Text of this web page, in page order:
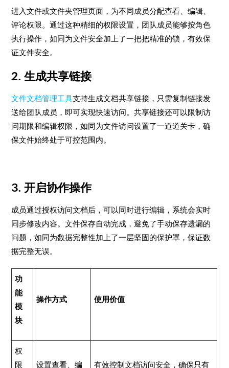
进入文件或文件夹管理页面，为不同成员分配查看、编辑、
评论权限。通过这种精细的权限设置，团队成员能够按角色
执行操作，如同为文件安全加上了一把把精准的锁，有效保
证文件安全。
2. 生成共享链接
文件文档管理工具支持生成文档共享链接，只需复制链接发
送给团队成员，即可实现快速访问。共享链接还可以限制访
问期限和编辑权限，如同为文件访问设置了一道道关卡，确
保文件始终处于可控范围内。
3. 开启协作操作
成员通过授权访问文档后，可以同时进行编辑，系统会实时
同步修改内容。文件保存自动完成，避免了手动保存遗漏的
问题，如同为数据完整性加上了一层坚固的保护罩，保证数
据完整无误。
功
能
模
块
操作方式 使用价值
权
限
设置查看、编
有效控制文档访问安全，确保只有